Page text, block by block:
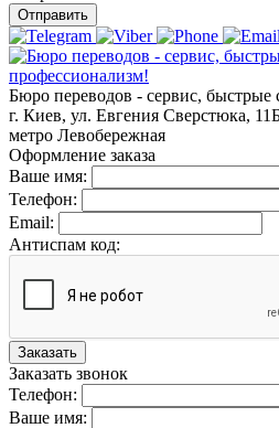
Отправить
Бюро переводов - сервис, быстрые
г. Киев, ул. Евгения Сверстюка,
метро Левобережная
Оформление заказа
Ваше имя:
Телефон:
Email:
Антиспам код:
Заказать
Заказать звонок
Телефон:
Ваше имя: